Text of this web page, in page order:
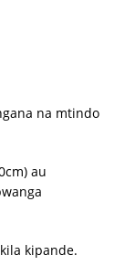
na mtindo
au
kipande.